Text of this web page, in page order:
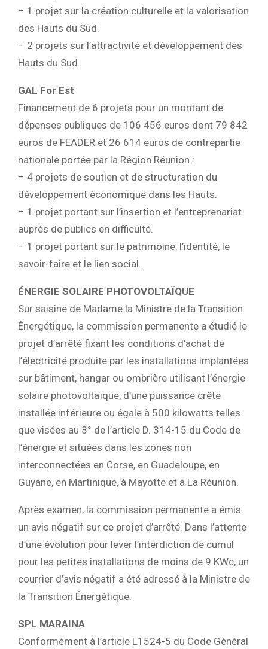
– 1 projet sur la création culturelle et la valorisation
des Hauts du Sud.
– 2 projets sur l’attractivité et développement des
Hauts du Sud.
GAL For Est
Financement de 6 projets pour un montant de
dépenses publiques de 106 456 euros dont 79 842
euros de FEADER et 26 614 euros de contrepartie
nationale portée par la Région Réunion :
– 4 projets de soutien et de structuration du
développement économique dans les Hauts.
– 1 projet portant sur l’insertion et l’entreprenariat
auprès de publics en difficulté.
– 1 projet portant sur le patrimoine, l’identité, le
savoir-faire et le lien social.
ÉNERGIE SOLAIRE PHOTOVOLTAÏQUE
Sur saisine de Madame la Ministre de la Transition
Énergétique, la commission permanente a étudié le
projet d’arrêté fixant les conditions d’achat de
l’électricité produite par les installations implantées
sur bâtiment, hangar ou ombrière utilisant l’énergie
solaire photovoltaïque, d’une puissance crête
installée inférieure ou égale à 500 kilowatts telles
que visées au 3° de l’article D. 314-15 du Code de
l’énergie et situées dans les zones non
interconnectées en Corse, en Guadeloupe, en
Guyane, en Martinique, à Mayotte et à La Réunion.
Après examen, la commission permanente a émis
un avis négatif sur ce projet d’arrêté. Dans l’attente
d’une évolution pour lever l’interdiction de cumul
pour les petites installations de moins de 9 KWc, un
courrier d’avis négatif a été adressé à la Ministre de
la Transition Énergétique.
SPL MARAINA
Conformément à l’article L1524-5 du Code Général